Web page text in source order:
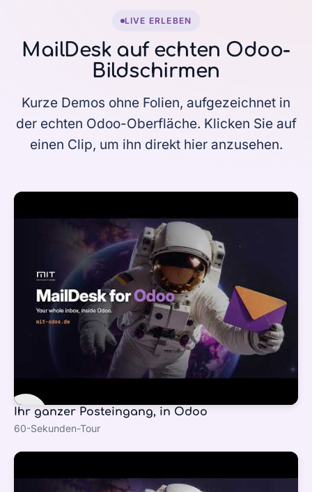
LIVE ERLEBEN
MailDesk auf echten Odoo-
Bildschirmen
Kurze Demos ohne Folien, aufgezeichnet in
der echten Odoo-Oberfläche. Klicken Sie auf
einen Clip, um ihn direkt hier anzusehen.
Ihr ganzer Posteingang, in Odoo
60-Sekunden-Tour